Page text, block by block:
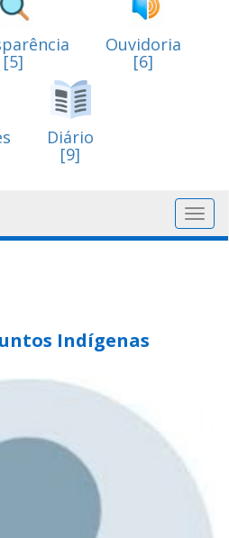
[5]
Ouvidoria
[6]
Diário
[9]
Indígenas